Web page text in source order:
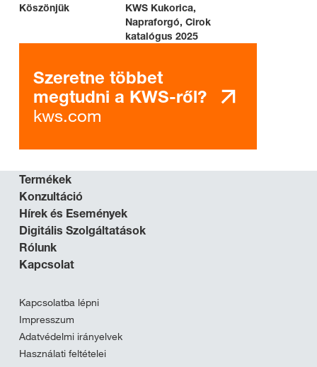
Köszönjük
KWS Kukorica,
Napraforgó, Cirok
katalógus 2025
Szeretne többet
megtudni a KWS-ről?
kws.com
Termékek
Konzultáció
Hírek és Események
Digitális Szolgáltatások
Rólunk
Kapcsolat
Kapcsolatba lépni
Impresszum
Adatvédelmi irányelvek
Használati feltételei